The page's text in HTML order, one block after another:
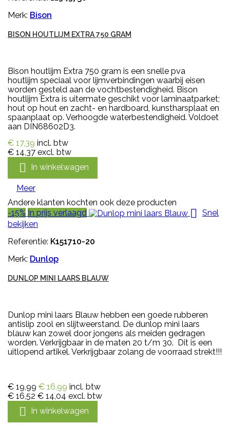
Merk: Bison
BISON HOUTLIJM EXTRA 750 GRAM
Bison houtlijm Extra 750 gram is een snelle pva
houtlijm speciaal voor lijmverbindingen waarbij eisen
worden gesteld aan de vochtbestendigheid. Bison
houtlijm Extra is uitermate geschikt voor laminaatparket;
hout op hout en zacht- en hardboard, kunstharsplaat en
spaanplaat op. Verhoogde waterbestendigheid. Voldoet
aan DIN68602D3.
€ 17,39 incl. btw
€ 14,37 excl. btw
 In winkelwagen
Meer
Andere klanten kochten ook deze producten
-15% In prijs verlaagd  Snel
bekijken
Referentie: K151710-20
Merk: Dunlop
DUNLOP MINI LAARS BLAUW
Dunlop mini laars Blauw hebben een goede rubberen
antislip zool en slijtweerstand. De dunlop mini laars
blauw kan zowel door jongens als meiden gedragen
worden. Verkrijgbaar in de maten 20 t/m 30. Dit is een
uitlopend artikel. Verkrijgbaar zolang de voorraad strekt!!!
€ 19,99 € 16,99 incl. btw
€ 16,52 € 14,04 excl. btw
 In winkelwagen